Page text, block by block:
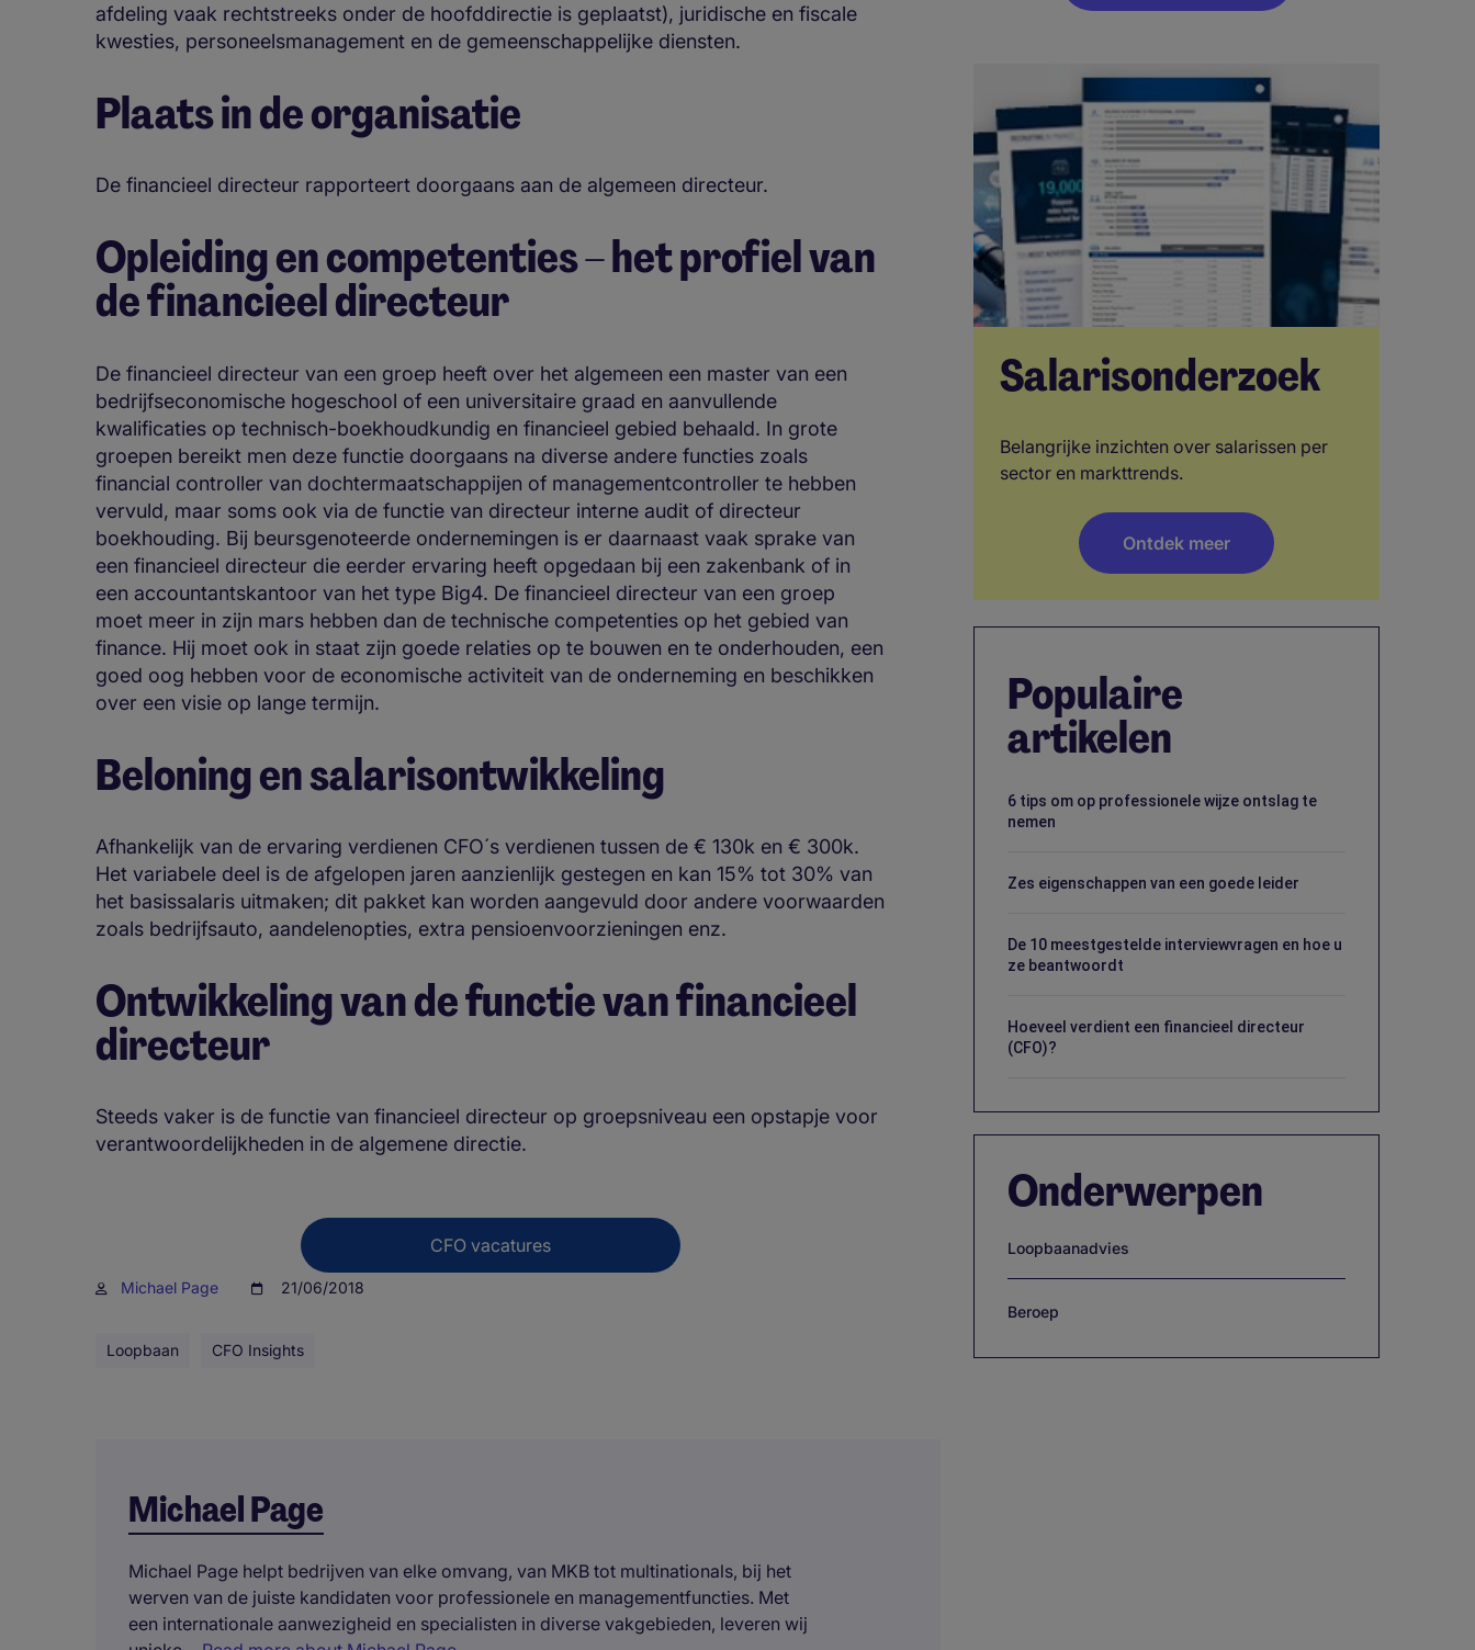
afdeling vaak rechtstreeks onder de hoofddirectie is geplaatst), juridische en fiscale
kwesties, personeelsmanagement en de gemeenschappelijke diensten.
Plaats in de organisatie
De financieel directeur rapporteert doorgaans aan de algemeen directeur.
Opleiding en competenties – het profiel van
de financieel directeur
De financieel directeur van een groep heeft over het algemeen een master van een
bedrijfseconomische hogeschool of een universitaire graad en aanvullende
kwalificaties op technisch-boekhoudkundig en financieel gebied behaald. In grote
groepen bereikt men deze functie doorgaans na diverse andere functies zoals
financial controller van dochtermaatschappijen of managementcontroller te hebben
vervuld, maar soms ook via de functie van directeur interne audit of directeur
boekhouding. Bij beursgenoteerde ondernemingen is er daarnaast vaak sprake van
een financieel directeur die eerder ervaring heeft opgedaan bij een zakenbank of in
een accountantskantoor van het type Big4. De financieel directeur van een groep
moet meer in zijn mars hebben dan de technische competenties op het gebied van
finance. Hij moet ook in staat zijn goede relaties op te bouwen en te onderhouden, een
goed oog hebben voor de economische activiteit van de onderneming en beschikken
over een visie op lange termijn.
Beloning en salarisontwikkeling
Afhankelijk van de ervaring verdienen CFO´s verdienen tussen de € 130k en € 300k.
Het variabele deel is de afgelopen jaren aanzienlijk gestegen en kan 15% tot 30% van
het basissalaris uitmaken; dit pakket kan worden aangevuld door andere voorwaarden
zoals bedrijfsauto, aandelenopties, extra pensioenvoorzieningen enz.
Ontwikkeling van de functie van financieel
directeur
Steeds vaker is de functie van financieel directeur op groepsniveau een opstapje voor
verantwoordelijkheden in de algemene directie.
CFO vacatures
Michael Page 21/06/2018
Loopbaan CFO Insights
Salarisonderzoek
Belangrijke inzichten over salarissen per
sector en markttrends.
Ontdek meer
Populaire
artikelen
6 tips om op professionele wijze ontslag te
nemen
Zes eigenschappen van een goede leider
De 10 meestgestelde interviewvragen en hoe u
ze beantwoordt
Hoeveel verdient een financieel directeur
(CFO)?
Onderwerpen
Loopbaanadvies
Beroep
Michael Page
Michael Page helpt bedrijven van elke omvang, van MKB tot multinationals, bij het
werven van de juiste kandidaten voor professionele en managementfuncties. Met
een internationale aanwezigheid en specialisten in diverse vakgebieden, leveren wij